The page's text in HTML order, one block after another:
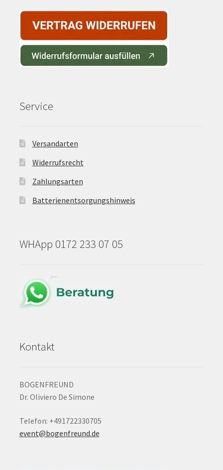
Service
Versandarten
Widerrufsrecht
Zahlungsarten
Batterienentsorgungshinweis
WHApp 0172 233 07 05
Kontakt
BOGENFREUND
Dr. Oliviero De Simone
Telefon: +491722330705
event@bogenfreund.de